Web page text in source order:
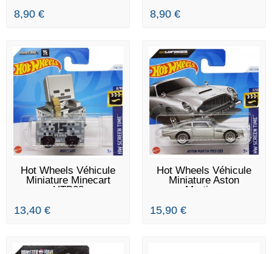
8,90 € 8,90 €
DERNIERS ARTICLES EN
STOCK
Hot Wheels Véhicule
Miniature Minecart
HTB38
13,40 €
DERNIERS ARTICLES EN
STOCK
Hot Wheels Véhicule
Miniature Aston
Martin...
15,90 €